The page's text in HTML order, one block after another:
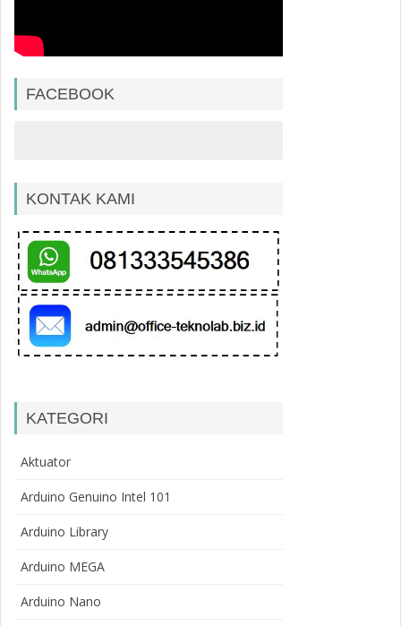
FACEBOOK
KONTAK KAMI
KATEGORI
Aktuator
Arduino Genuino Intel 101
Arduino Library
Arduino MEGA
Arduino Nano